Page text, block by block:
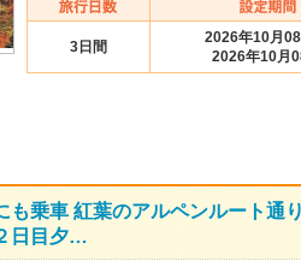
3日間
2026年10月
2026年10月
も乗車 紅葉のアルペンルート
日目夕…